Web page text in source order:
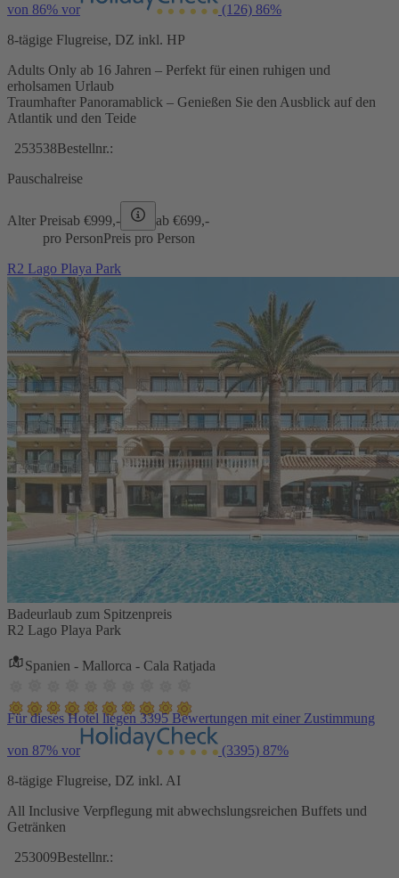
von 86% vor (126) 86%
8-tägige Flugreise, DZ inkl. HP
Adults Only ab 16 Jahren – Perfekt für einen ruhigen und
erholsamen Urlaub
Traumhafter Panoramablick – Genießen Sie den Ausblick auf den
Atlantik und den Teide
253538Bestellnr.:
Pauschalreise
Alter Preisab €999,- ab €699,-
pro PersonPreis pro Person
R2 Lago Playa Park
Badeurlaub zum Spitzenpreis
R2 Lago Playa Park
Spanien - Mallorca - Cala Ratjada
Für dieses Hotel liegen 3395 Bewertungen mit einer Zustimmung
von 87% vor (3395) 87%
8-tägige Flugreise, DZ inkl. AI
All Inclusive Verpflegung mit abwechslungsreichen Buffets und
Getränken
253009Bestellnr.: